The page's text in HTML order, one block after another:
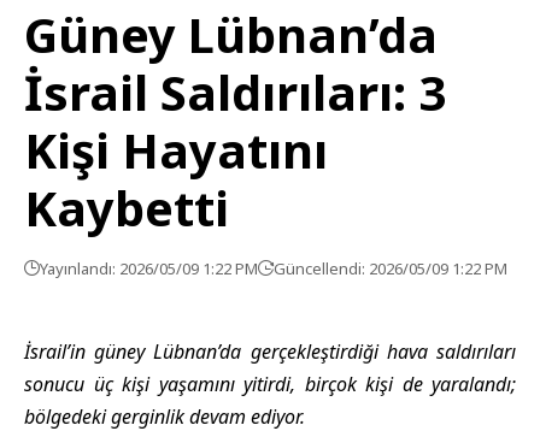
Güney Lübnan’da
İsrail Saldırıları: 3
Kişi Hayatını
Kaybetti
Yayınlandı: 2026/05/09 1:22 PM Güncellendi: 2026/05/09 1:22 PM
İsrail’in güney Lübnan’da gerçekleştirdiği hava saldırıları
sonucu üç kişi yaşamını yitirdi, birçok kişi de yaralandı;
bölgedeki gerginlik devam ediyor.